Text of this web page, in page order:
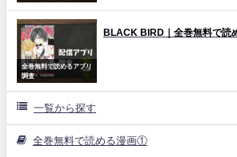
全巻無料で読めるアプリ
調査
BLACK BIRD｜全巻無料で読
一覧から探す
全巻無料で読める漫画①